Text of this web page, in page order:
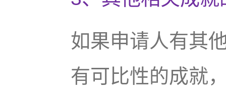
如果申请人有其
有可比性的成就